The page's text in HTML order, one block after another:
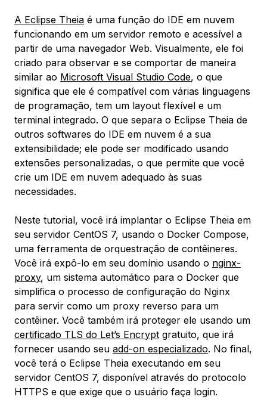
A Eclipse Theia é uma função do IDE em nuvem
funcionando em um servidor remoto e acessível a
partir de uma navegador Web. Visualmente, ele foi
criado para observar e se comportar de maneira
similar ao Microsoft Visual Studio Code, o que
significa que ele é compatível com várias linguagens
de programação, tem um layout flexível e um
terminal integrado. O que separa o Eclipse Theia de
outros softwares do IDE em nuvem é a sua
extensibilidade; ele pode ser modificado usando
extensões personalizadas, o que permite que você
crie um IDE em nuvem adequado às suas
necessidades.
Neste tutorial, você irá implantar o Eclipse Theia em
seu servidor CentOS 7, usando o Docker Compose,
uma ferramenta de orquestração de contêineres.
Você irá expô-lo em seu domínio usando o nginx-
proxy, um sistema automático para o Docker que
simplifica o processo de configuração do Nginx
para servir como um proxy reverso para um
contêiner. Você também irá proteger ele usando um
certificado TLS do Let’s Encrypt gratuito, que irá
fornecer usando seu add-on especializado. No final,
você terá o Eclipse Theia executando em seu
servidor CentOS 7, disponível através do protocolo
HTTPS e que exige que o usuário faça login.